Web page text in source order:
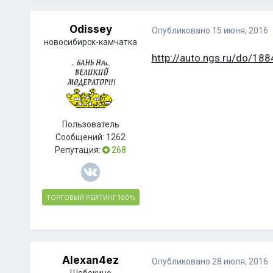
Odissey
новосибирск-камчатка
Пользователь
Сообщений: 1262
Репутация:
268
ТОРГОВЫЙ РЕЙТИНГ 100%
Опубликовано 15 июня, 2016
http://auto.ngs.ru/do/
Alexan4ez Опубликовано 28 июля, 2016